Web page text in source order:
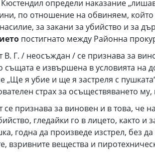
определи наказание
по отношение на обвиняем,
за закани за убийство и за
постигнато между Районна
Г. / неосъждан / се признава за
същата е извършена в условията на
„Ще я убие и ще я застреля с
страх за осъществяването
признава за виновен и в това, че
гледайки го в лицето, както
годна да произведе изстрел, без
взривните вещества и